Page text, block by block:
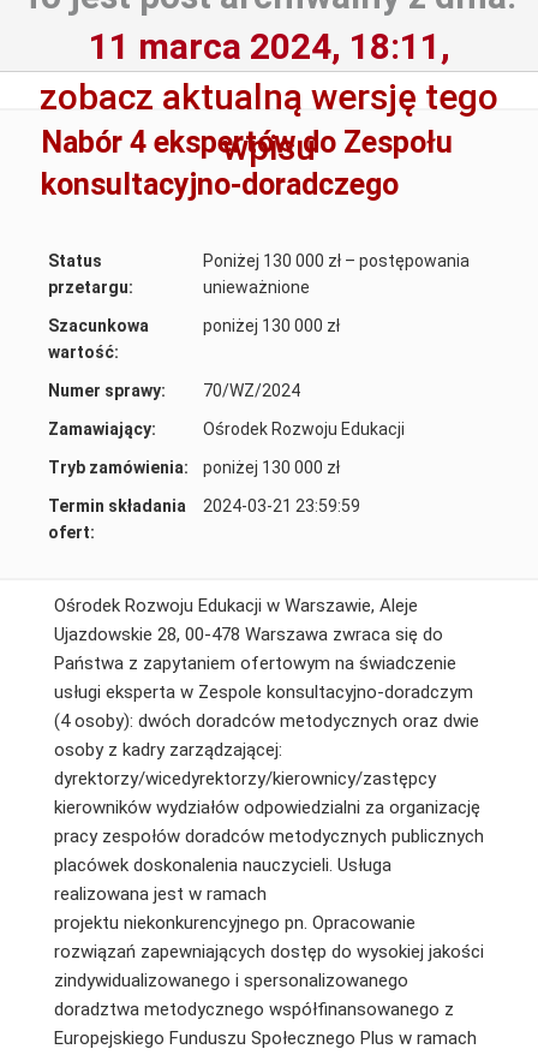
11 marca 2024, 18:11,
zobacz aktualną wersję tego
wpisu
Nabór 4 ekspertów do Zespołu
konsultacyjno-doradczego
Status
przetargu:
Poniżej 130 000 zł – postępowania
unieważnione
Szacunkowa
wartość:
poniżej 130 000 zł
Numer sprawy:
70/WZ/2024
Zamawiający:
Ośrodek Rozwoju Edukacji
Tryb zamówienia:
poniżej 130 000 zł
Termin składania
ofert:
2024-03-21 23:59:59
Ośrodek Rozwoju Edukacji w Warszawie, Aleje
Ujazdowskie 28, 00-478 Warszawa zwraca się do
Państwa z zapytaniem ofertowym na świadczenie
usługi eksperta w Zespole konsultacyjno-doradczym
(4 osoby): dwóch doradców metodycznych oraz dwie
osoby z kadry zarządzającej:
dyrektorzy/wicedyrektorzy/kierownicy/zastępcy
kierowników wydziałów odpowiedzialni za organizację
pracy zespołów doradców metodycznych publicznych
placówek doskonalenia nauczycieli. Usługa
realizowana jest w ramach
projektu niekonkurencyjnego pn. Opracowanie
rozwiązań zapewniających dostęp do wysokiej jakości
zindywidualizowanego i spersonalizowanego
doradztwa metodycznego współfinansowanego z
Europejskiego Funduszu Społecznego Plus w ramach